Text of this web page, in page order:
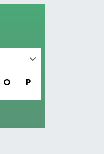
O P